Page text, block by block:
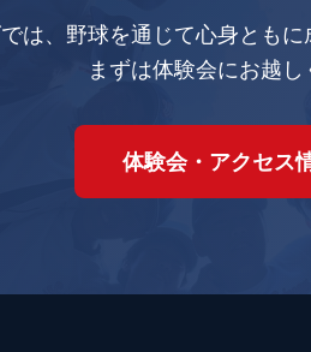
は、野球を通じて心身ともに
まずは体験会にお越し
体験会・アクセス